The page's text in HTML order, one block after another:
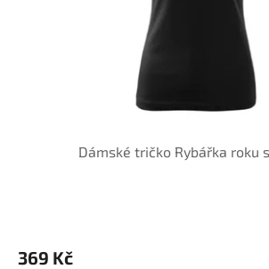
Dámské tričko Rybářka roku
369 Kč